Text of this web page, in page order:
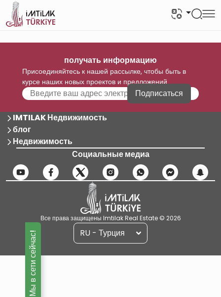
получать информацию
Присоединяйтесь к нашей рассылке, чтобы быть в
курсе наших новых проектов и предложений
Подписаться
IMTILAK Недвижимость
блог
Недвижимость
Социальные медиа
Все права защищены Imtilak Real Estate © 2026
RU - Турция
Мы в сети сейчас!